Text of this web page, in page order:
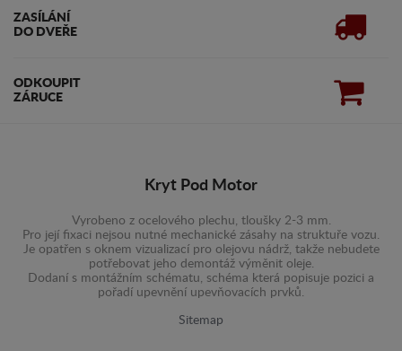
ZASÍLÁNÍ
DO DVEŘE
ODKOUPIT
ZÁRUCE
Kryt Pod Motor
Vyrobeno z ocelového plechu, tloušky 2-3 mm.
Pro její fixaci nejsou nutné mechanické zásahy na struktuře vozu.
Je opatřen s oknem vizualizací pro olejovu nádrž, takže nebudete
potřebovat jeho demontáž výměnit oleje.
Dodaní s montážním schématu, schéma která popisuje pozici a
pořadí upevnění upevňovacích prvků.
Sitemap